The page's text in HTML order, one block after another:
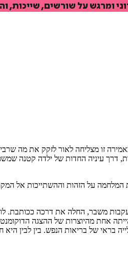
ומרגש על שורשים, שייכות,
זו מצליחה לאור לזקק את מה
דרך עיניה החדות של ילדה
המלחמה על הזהות וההשתייכות
משבר, החלה את דרכה
כל זיכרונות העלייה. לובה לקחה חלק בסדרת הדוקו "דור וחצי"
בראי של בריאות הנפש. בין לבין